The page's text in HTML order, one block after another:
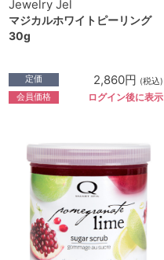
Jewelry Jel
マジカルホワイトピーリング
30g
定価 2,860円 (税込)
会員価格 ログイン後に表示